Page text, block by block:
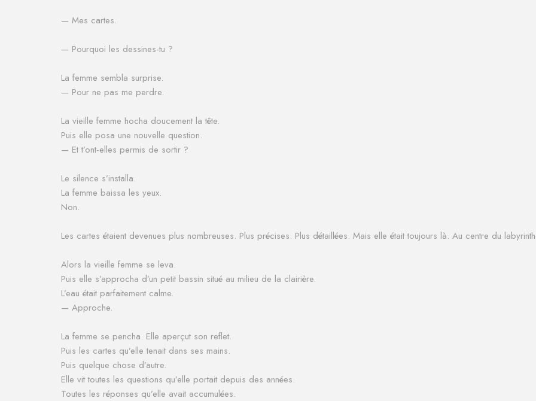
— Mes cartes.
— Pourquoi les dessines-tu ?
La femme sembla surprise.
— Pour ne pas me perdre.
La vieille femme hocha doucement la tête.
Puis elle posa une nouvelle question.
— Et t’ont-elles permis de sortir ?
Le silence s’installa.
La femme baissa les yeux.
Non.
Les cartes étaient devenues plus nombreuses. Plus précises. Plus détaillées. Mais elle était toujours là. Au centre du
Alors la vieille femme se leva.
Puis elle s’approcha d’un petit bassin situé au milieu de la clairière.
L’eau était parfaitement calme.
— Approche.
La femme se pencha. Elle aperçut son reflet.
Puis les cartes qu’elle tenait dans ses mains.
Puis quelque chose d’autre.
Elle vit toutes les questions qu’elle portait depuis des années.
Toutes les réponses qu’elle avait accumulées.